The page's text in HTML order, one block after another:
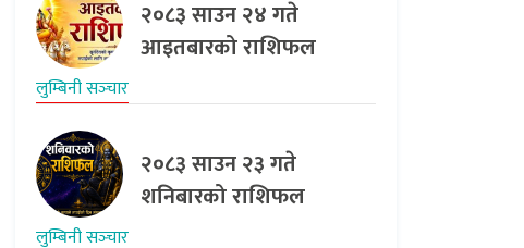
२०८३ साउन २४ गते
आइतबारको राशिफल
लुम्बिनी सञ्‍चार
२०८३ साउन २३ गते
शनिबारको राशिफल
लुम्बिनी सञ्‍चार